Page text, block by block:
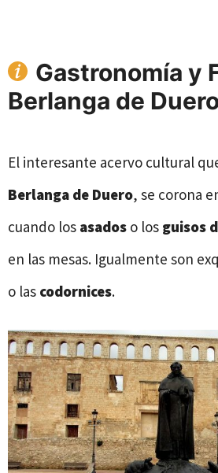
Gastronomía y
Berlanga de
El interesante acervo cultural
Berlanga de Duero, se corona
cuando los asados o los guisos
en las mesas. Igualmente son
o las codornices.